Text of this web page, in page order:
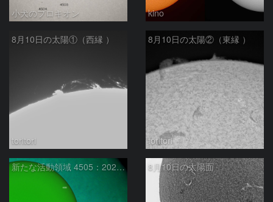
小犬のプロキオン kino
8月10日の太陽①（西縁 ）
toritori
8月10日の太陽②（東縁 ）
toritori
新たな活動領域 4505：2026/08/10 8月10日の太陽面